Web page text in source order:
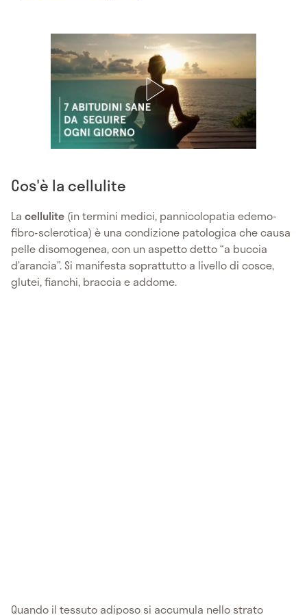
Cos'è la cellulite
La cellulite (in termini medici, pannicolopatia edemo-
fibro-sclerotica) è una condizione patologica che causa
pelle disomogenea, con un aspetto detto “a buccia
d’arancia”. Si manifesta soprattutto a livello di cosce,
glutei, fianchi, braccia e addome.
Quando il tessuto adiposo si accumula nello strato